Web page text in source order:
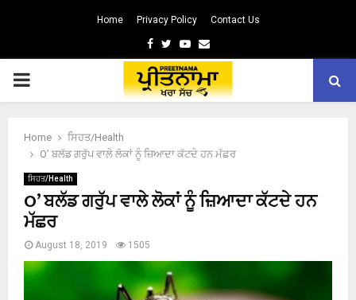
Home Privacy Policy Contact Us
Facebook
TwitterYoutube
Email
PRIMARY
Home
ਸਿਹਤ/Health
O’ ਬਲੱਡ ਗਰੁੱਪ ਵਾਲੇ ਲੋਕਾਂ ਨੂੰ ਜ਼ਿਆਦਾ ਕੱਟਦੇ ਹਨ ਮੱਛਰ
ਸਿਹਤ/Health
O’ ਬਲੱਡ ਗਰੁੱਪ ਵਾਲੇ ਲੋਕਾਂ ਨੂੰ ਜ਼ਿਆਦਾ ਕੱਟਦੇ ਹਨ
ਮੱਛਰ
August 18, 2019 1505